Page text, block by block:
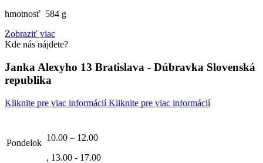
hmotnosť 584 g
Zobraziť viac
Kde nás nájdete?
Janka Alexyho 13 Bratislava - Dúbravka Slovenská
republika
Kliknite pre viac informáciíKliknite pre viac informácií
Pondelok
10.00 – 12.00
, 13.00 - 17.00